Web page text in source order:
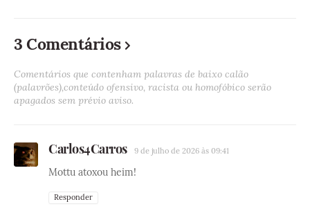
3 Comentários
Comentários que contenham palavras de baixo calão
(palavrões),conteúdo ofensivo, racista ou homofóbico serão
apagados sem prévio aviso.
Carlos4Carros 9 de julho de 2026 às 09:41
Mottu atoxou heim!
Responder